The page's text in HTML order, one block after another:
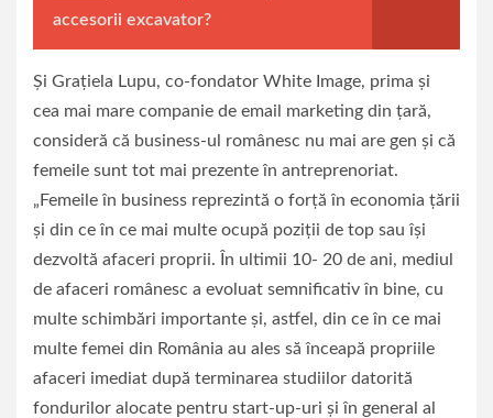
accesorii excavator?
Şi Graţiela Lupu, co-fondator White Image, prima şi
cea mai mare companie de email marketing din ţară,
consideră că business-ul românesc nu mai are gen şi că
femeile sunt tot mai prezente în antreprenoriat.
„Femeile în business reprezintă o forţă în economia ţării
şi din ce în ce mai multe ocupă poziţii de top sau îşi
dezvoltă afaceri proprii. În ultimii 10- 20 de ani, mediul
de afaceri românesc a evoluat semnificativ în bine, cu
multe schimbări importante şi, astfel, din ce în ce mai
multe femei din România au ales să înceapă propriile
afaceri imediat după terminarea studiilor datorită
fondurilor alocate pentru start-up-uri şi în general al